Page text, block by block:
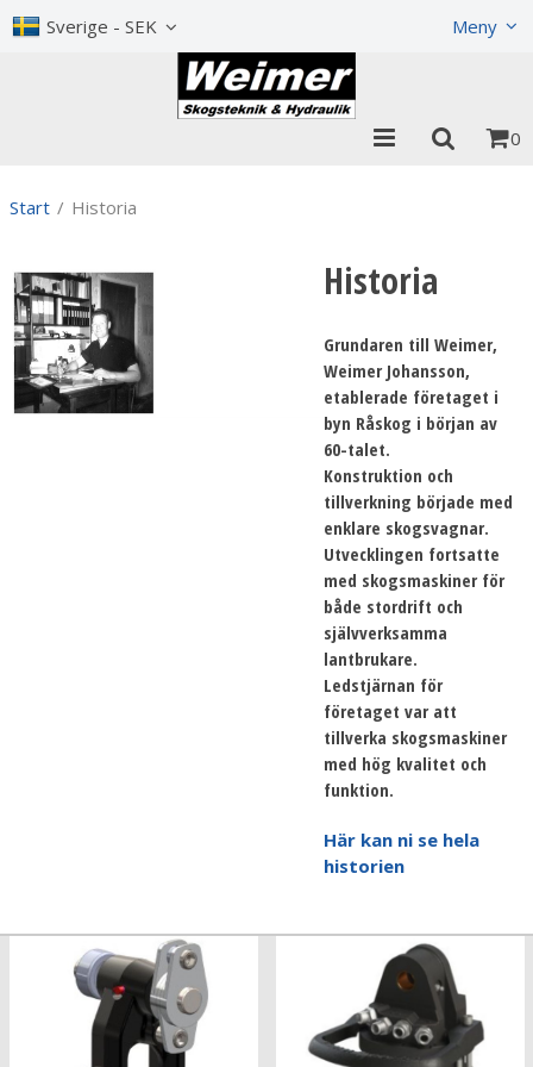
Sverige - SEK Meny
0
Start / Historia
Historia
Grundaren till Weimer,
Weimer Johansson,
etablerade företaget i
byn Råskog i början av
60-talet.
Konstruktion och
tillverkning började med
enklare skogsvagnar.
Utvecklingen fortsatte
med skogsmaskiner för
både stordrift och
självverksamma
lantbrukare.
Ledstjärnan för
företaget var att
tillverka skogsmaskiner
med hög kvalitet och
funktion.
Här kan ni se hela
historien